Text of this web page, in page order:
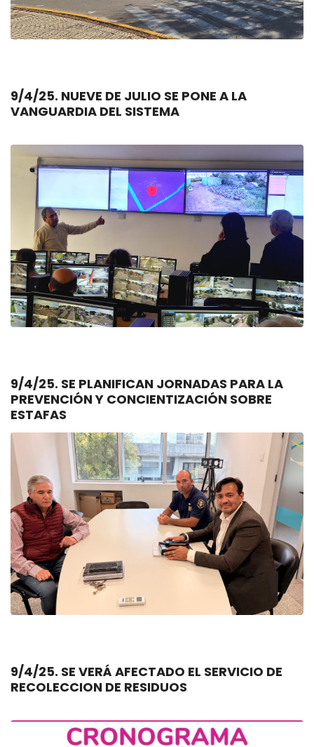
9/4/25. NUEVE DE JULIO SE PONE A LA
VANGUARDIA DEL SISTEMA
9/4/25. SE PLANIFICAN JORNADAS PARA LA
PREVENCIÓN Y CONCIENTIZACIÓN SOBRE
ESTAFAS
9/4/25. SE VERÁ AFECTADO EL SERVICIO DE
RECOLECCION DE RESIDUOS